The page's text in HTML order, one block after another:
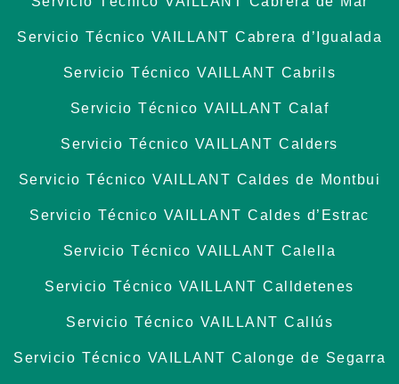
Servicio Técnico VAILLANT Cabrera d’Igualada
Servicio Técnico VAILLANT Cabrils
Servicio Técnico VAILLANT Calaf
Servicio Técnico VAILLANT Calders
Servicio Técnico VAILLANT Caldes de Montbui
Servicio Técnico VAILLANT Caldes d’Estrac
Servicio Técnico VAILLANT Calella
Servicio Técnico VAILLANT Calldetenes
Servicio Técnico VAILLANT Callús
Servicio Técnico VAILLANT Calonge de Segarra